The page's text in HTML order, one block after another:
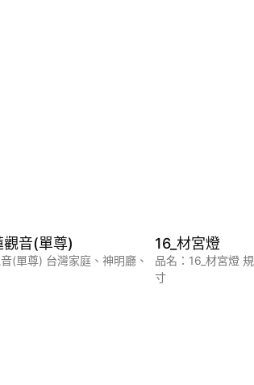
觀音(單尊)
(單尊) 台灣家庭、神明廳、
16_材宮燈
品名：16_材宮燈
寸